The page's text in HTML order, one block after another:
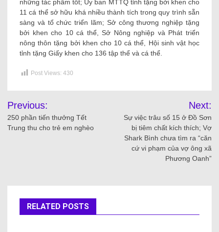
những tác phẩm tốt; Ủy ban MTTQ tỉnh tặng bởi khen cho
11 cá thể sở hữu khá nhiều thành tích trong quy trình sẵn
sàng và tổ chức triển lãm; Sở công thương nghiệp tặng
bởi khen cho 10 cá thể, Sở Nông nghiệp và Phát triển
nông thôn tặng bởi khen cho 10 cá thể, Hội sinh vật học
tỉnh tặng Giấy khen cho 136 tập thể và cá thể.
Post Views: 430
Previous:
250 phần tiến thưởng Tết
Trung thu cho trẻ em nghèo
Next:
Sự việc trâu số 15 ở Đồ Sơn
bị tiêm chất kích thích; Vợ
Shark Bình chưa tìm ra “căn
cứ vi phạm của vợ ông xã
Phương Oanh”
RELATED POSTS